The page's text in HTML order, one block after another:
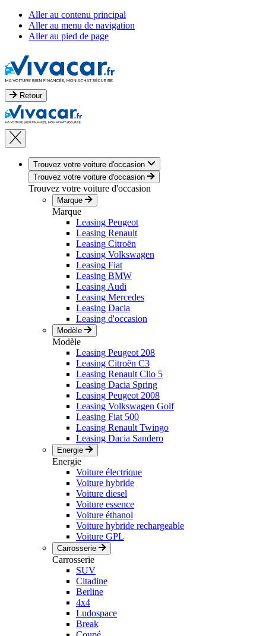
Aller au contenu principal
Aller au menu de navigation
Aller au pied de page
Retour
Trouvez votre voiture d'occasion
Trouvez votre voiture d'occasion
Trouvez votre voiture d'occasion
Marque
Marque
Leasing Peugeot
Leasing Renault
Leasing Citroën
Leasing Volkswagen
Leasing Fiat
Leasing BMW
Leasing Audi
Leasing Mercedes
Leasing Dacia
Leasing d'occasion
Modèle
Modèle
Leasing Peugeot 208
Leasing Citroën C3
Leasing Renault Clio 5
Leasing Dacia Spring
Leasing Peugeot 2008
Leasing Volkswagen Golf
Leasing Fiat 500
Leasing Renault Twingo
Leasing Dacia Sandero
Energie
Energie
Voiture électrique
Voiture hybride
Voiture diesel
Voiture essence
Voiture éthanol
Voiture hybride rechargeable
Voiture GPL
Carrosserie
Carrosserie
SUV
Citadine
Berline
4x4
Ludospace
Break